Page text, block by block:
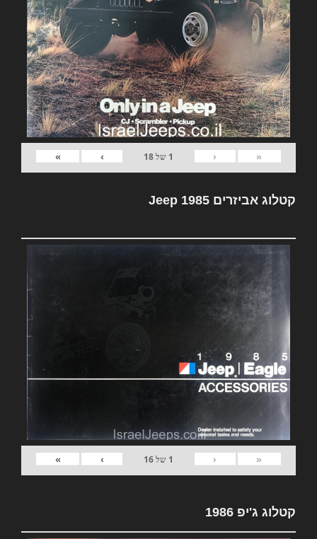
«
‹
1 של18
›
»
קטלוג אביזרים Jeep 1985
«
‹
1 של16
›
»
קטלוג ג'יפ 1986